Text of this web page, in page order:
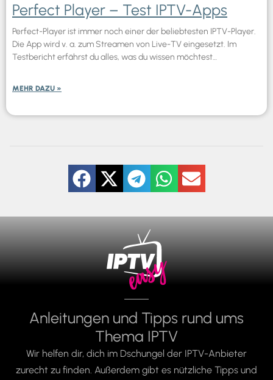
Perfect Player – Test IPTV-Apps
Perfect-Player ist immer noch einer der beliebtesten IPTV-Player.
Die App wird v. a. zum Streamen von Live-TV eingesetzt. Im
Testbericht erfährst du alles, was du wissen möchtest…
MEHR DAZU »
Anleitungen und Tipps rund ums
Thema IPTV
Wir helfen dir, dich im Dschungel der IPTV-Anbieter
zurecht zu finden. Außerdem gibt es nützliche Tipps und